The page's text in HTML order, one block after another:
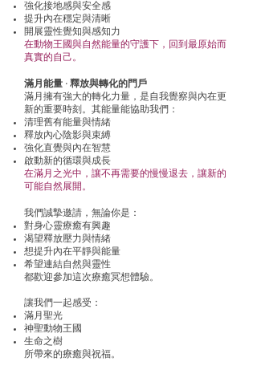
強化接地感與安全感
提升內在穩定與清晰
開展靈性覺知與感知力
在動物王國與自然能量的守護下，回到最原始而
真實的自己。
滿月能量 · 釋放與轉化的門戶
滿月擁有強大的轉化力量，是自我覺察與內在更
新的重要時刻。其能量能協助我們：
清理舊有能量與情緒
釋放內心陰影與束縛
強化直覺與內在智慧
啟動新的循環與成長
在滿月之光中，讓不再需要的慢慢退去，讓新的
可能自然展開。
我們誠摯邀請， 無論你是：
對身心靈療癒有興趣
渴望釋放壓力與情緒
想提升內在平靜與能量
希望連結自然與靈性
都歡迎參加這次療癒冥想體驗。
讓我們一起感受 ：
滿月聖光
神聖動物王國
生命之樹
所帶來的療癒與祝福。